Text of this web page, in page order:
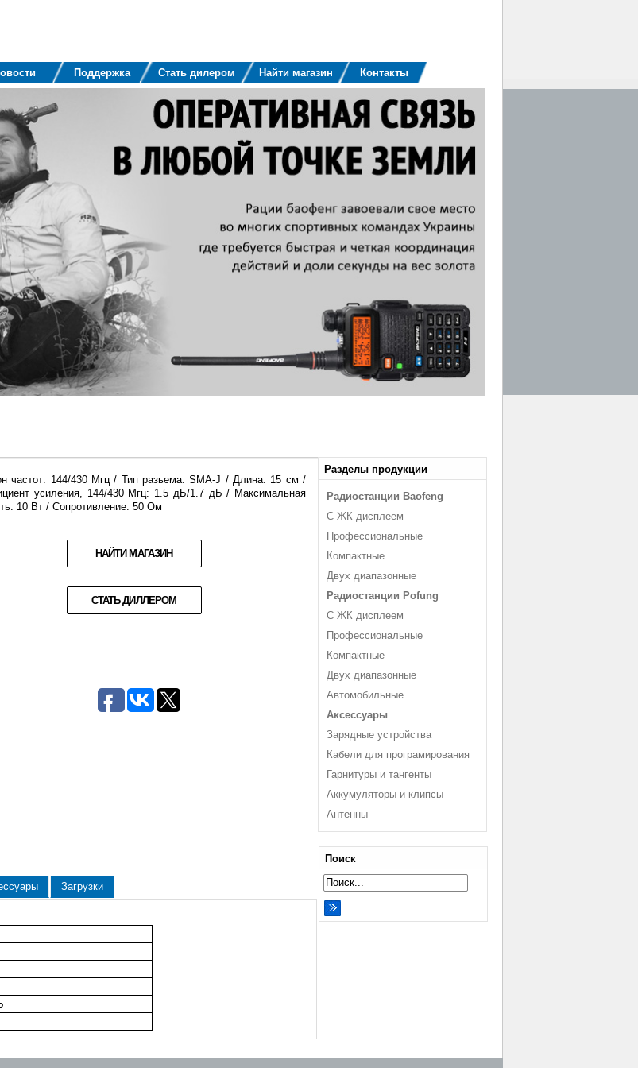
Поддержка Стать дилером Найти магазин Контакты
Разделы продукции
Радиостанции Baofeng
С ЖК дисплеем
Профессиональные
Компактные
Двух диапазонные
Радиостанции Pofung
С ЖК дисплеем
Профессиональные
Компактные
Двух диапазонные
Автомобильные
Аксессуары
Зарядные устройства
Кабели для програмирования
Гарнитуры и тангенты
Аккумуляторы и клипсы
Антенны
Поиск
частот: 144/430 Мгц / Тип разьема: SMA-J / Длина: 15 см /
усиления, 144/430 Мгц: 1.5 дБ/1.7 дБ / Максимальная
10 Вт / Сопротивление: 50 Ом
НАЙТИ МАГАЗИН
СТАТЬ ДИЛЛЕРОМ
Загрузки